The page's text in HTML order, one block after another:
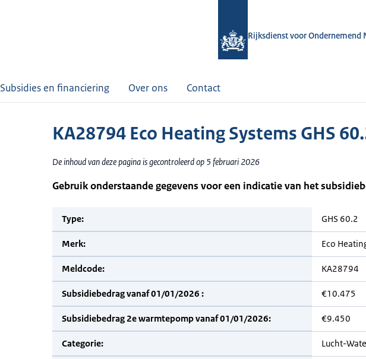
Rijksdienst voor Ondernemend
Subsidies en financiering Over ons Contact
KA28794 Eco Heating Systems GHS
De inhoud van deze pagina is gecontroleerd op 5 februari 2026
Gebruik onderstaande gegevens voor een indicatie van het
Type: GHS 60.2
Merk: Eco
Meldcode: KA28794
Subsidiebedrag vanaf 01/01/2026 : €10.475
Subsidiebedrag 2e warmtepomp vanaf 01/01/2026: €9.450
Categorie: Lucht-